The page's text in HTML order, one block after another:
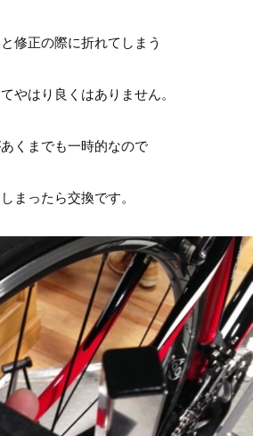
修正の際に折れてしまう
やはり良くはありません。
くまでも一時的なので
まったら交換です。